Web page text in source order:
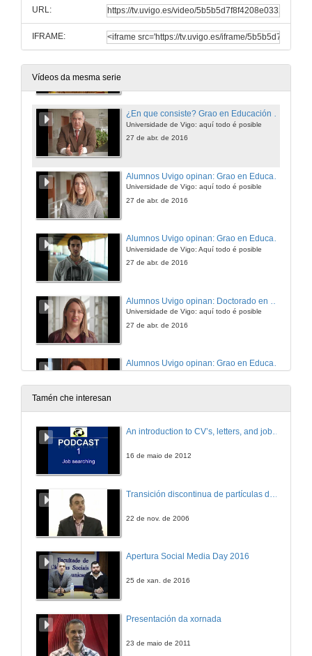
URL:
IFRAME:
Vídeos da mesma serie
27 de abr. de 2016
Alumnos Uvigo opinan: Grao en Enxeñería Forestal
¿En que consiste? Grao en Educación Infantil e Grao en Educación Primaria
Universidade de Vigo: aquí todo é posible
27 de abr. de 2016
Universidade de Vigo: aquí todo é posible
27 de abr. de 2016
Alumnos Uvigo opinan: Grao en Educación Infantil
Universidade de Vigo: Aquí todo é posible
27 de abr. de 2016
Universidade de Vigo: aquí todo é posible
27 de abr. de 2016
Alumnos Uvigo opinan: Grao en Educación Infantil
27 de abr. de 2016
Universidade de Vigo: aquí todo é posible
Universidade de Vigo: aquí todo é posible
Universidade de Vigo: aquí todo é posible
En que consiste? Grao en Fisioterapia
Universidade de Vigo: aquí todo é posible
Tamén che interesan
An introduction to CV’s, letters, and job searching
16 de maio de 2012
22 de nov. de 2006
Apertura Social Media Day 2016
25 de xan. de 2016
Presentación da xornada
23 de maio de 2011